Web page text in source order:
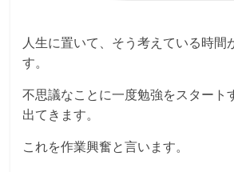
人生に置いて、そう考えている時間
す。
不思議なことに一度勉強をスタート
出てきます。
これを作業興奮と言います。